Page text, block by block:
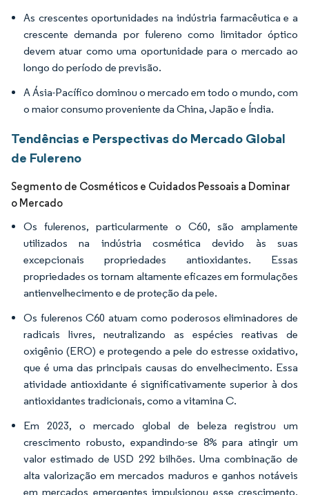
As crescentes oportunidades na indústria farmacêutica e a
crescente demanda por fulereno como limitador óptico
devem atuar como uma oportunidade para o mercado ao
longo do período de previsão.
A Ásia-Pacífico dominou o mercado em todo o mundo, com
o maior consumo proveniente da China, Japão e Índia.
Tendências e Perspectivas do Mercado Global
de Fulereno
Segmento de Cosméticos e Cuidados Pessoais a Dominar
o Mercado
Os fulerenos, particularmente o C60, são amplamente
utilizados na indústria cosmética devido às suas
excepcionais propriedades antioxidantes. Essas
propriedades os tornam altamente eficazes em formulações
antienvelhecimento e de proteção da pele.
Os fulerenos C60 atuam como poderosos eliminadores de
radicais livres, neutralizando as espécies reativas de
oxigênio (ERO) e protegendo a pele do estresse oxidativo,
que é uma das principais causas do envelhecimento. Essa
atividade antioxidante é significativamente superior à dos
antioxidantes tradicionais, como a vitamina C.
Em 2023, o mercado global de beleza registrou um
crescimento robusto, expandindo-se 8% para atingir um
valor estimado de USD 292 bilhões. Uma combinação de
alta valorização em mercados maduros e ganhos notáveis
em mercados emergentes impulsionou esse crescimento.